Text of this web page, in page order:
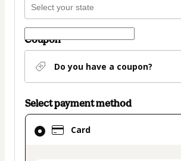
Coupon
Do you have a coupon?
Select payment method
Card
Card
selected